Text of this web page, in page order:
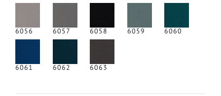
6056 6057 6058 6059 6060
6061 6062 6063